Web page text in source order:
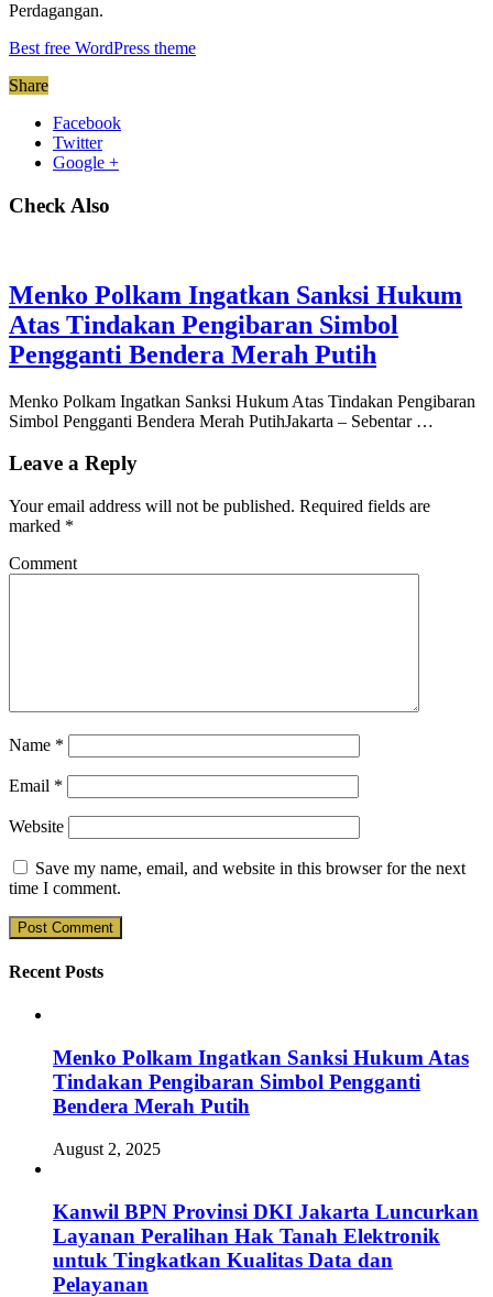
Perdagangan.
Best free WordPress theme
Share
Facebook
Twitter
Google +
Check Also
Menko Polkam Ingatkan Sanksi Hukum
Atas Tindakan Pengibaran Simbol
Pengganti Bendera Merah Putih
Menko Polkam Ingatkan Sanksi Hukum Atas Tindakan Pengibaran
Simbol Pengganti Bendera Merah PutihJakarta – Sebentar …
Leave a Reply
Your email address will not be published. Required fields are
marked *
Comment
Name *
Email *
Website
Save my name, email, and website in this browser for the next
time I comment.
Recent Posts
Menko Polkam Ingatkan Sanksi Hukum Atas
Tindakan Pengibaran Simbol Pengganti
Bendera Merah Putih
August 2, 2025
Kanwil BPN Provinsi DKI Jakarta Luncurkan
Layanan Peralihan Hak Tanah Elektronik
untuk Tingkatkan Kualitas Data dan
Pelayanan